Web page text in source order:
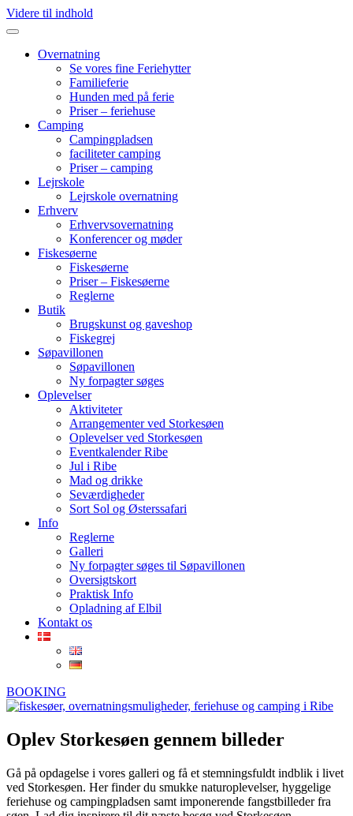
Videre til indhold
Overnatning
Se vores fine Feriehytter
Familieferie
Hunden med på ferie
Priser – feriehuse
Camping
Campingpladsen
faciliteter camping
Priser – camping
Lejrskole
Lejrskole overnatning
Erhverv
Erhvervsovernatning
Konferencer og møder
Fiskesøerne
Fiskesøerne
Priser – Fiskesøerne
Reglerne
Butik
Brugskunst og gaveshop
Fiskegrej
Søpavillonen
Søpavillonen
Ny forpagter søges
Oplevelser
Aktiviteter
Arrangementer ved Storkesøen
Oplevelser ved Storkesøen
Eventkalender Ribe
Jul i Ribe
Mad og drikke
Seværdigheder
Sort Sol og Østerssafari
Info
Reglerne
Galleri
Ny forpagter søges til Søpavillonen
Oversigtskort
Praktisk Info
Opladning af Elbil
Kontakt os
BOOKING
Oplev Storkesøen gennem billeder
Gå på opdagelse i vores galleri og få et stemningsfuldt indblik i livet
ved Storkesøen. Her finder du smukke naturoplevelser, hyggelige
feriehuse og campingpladsen samt imponerende fangstbilleder fra